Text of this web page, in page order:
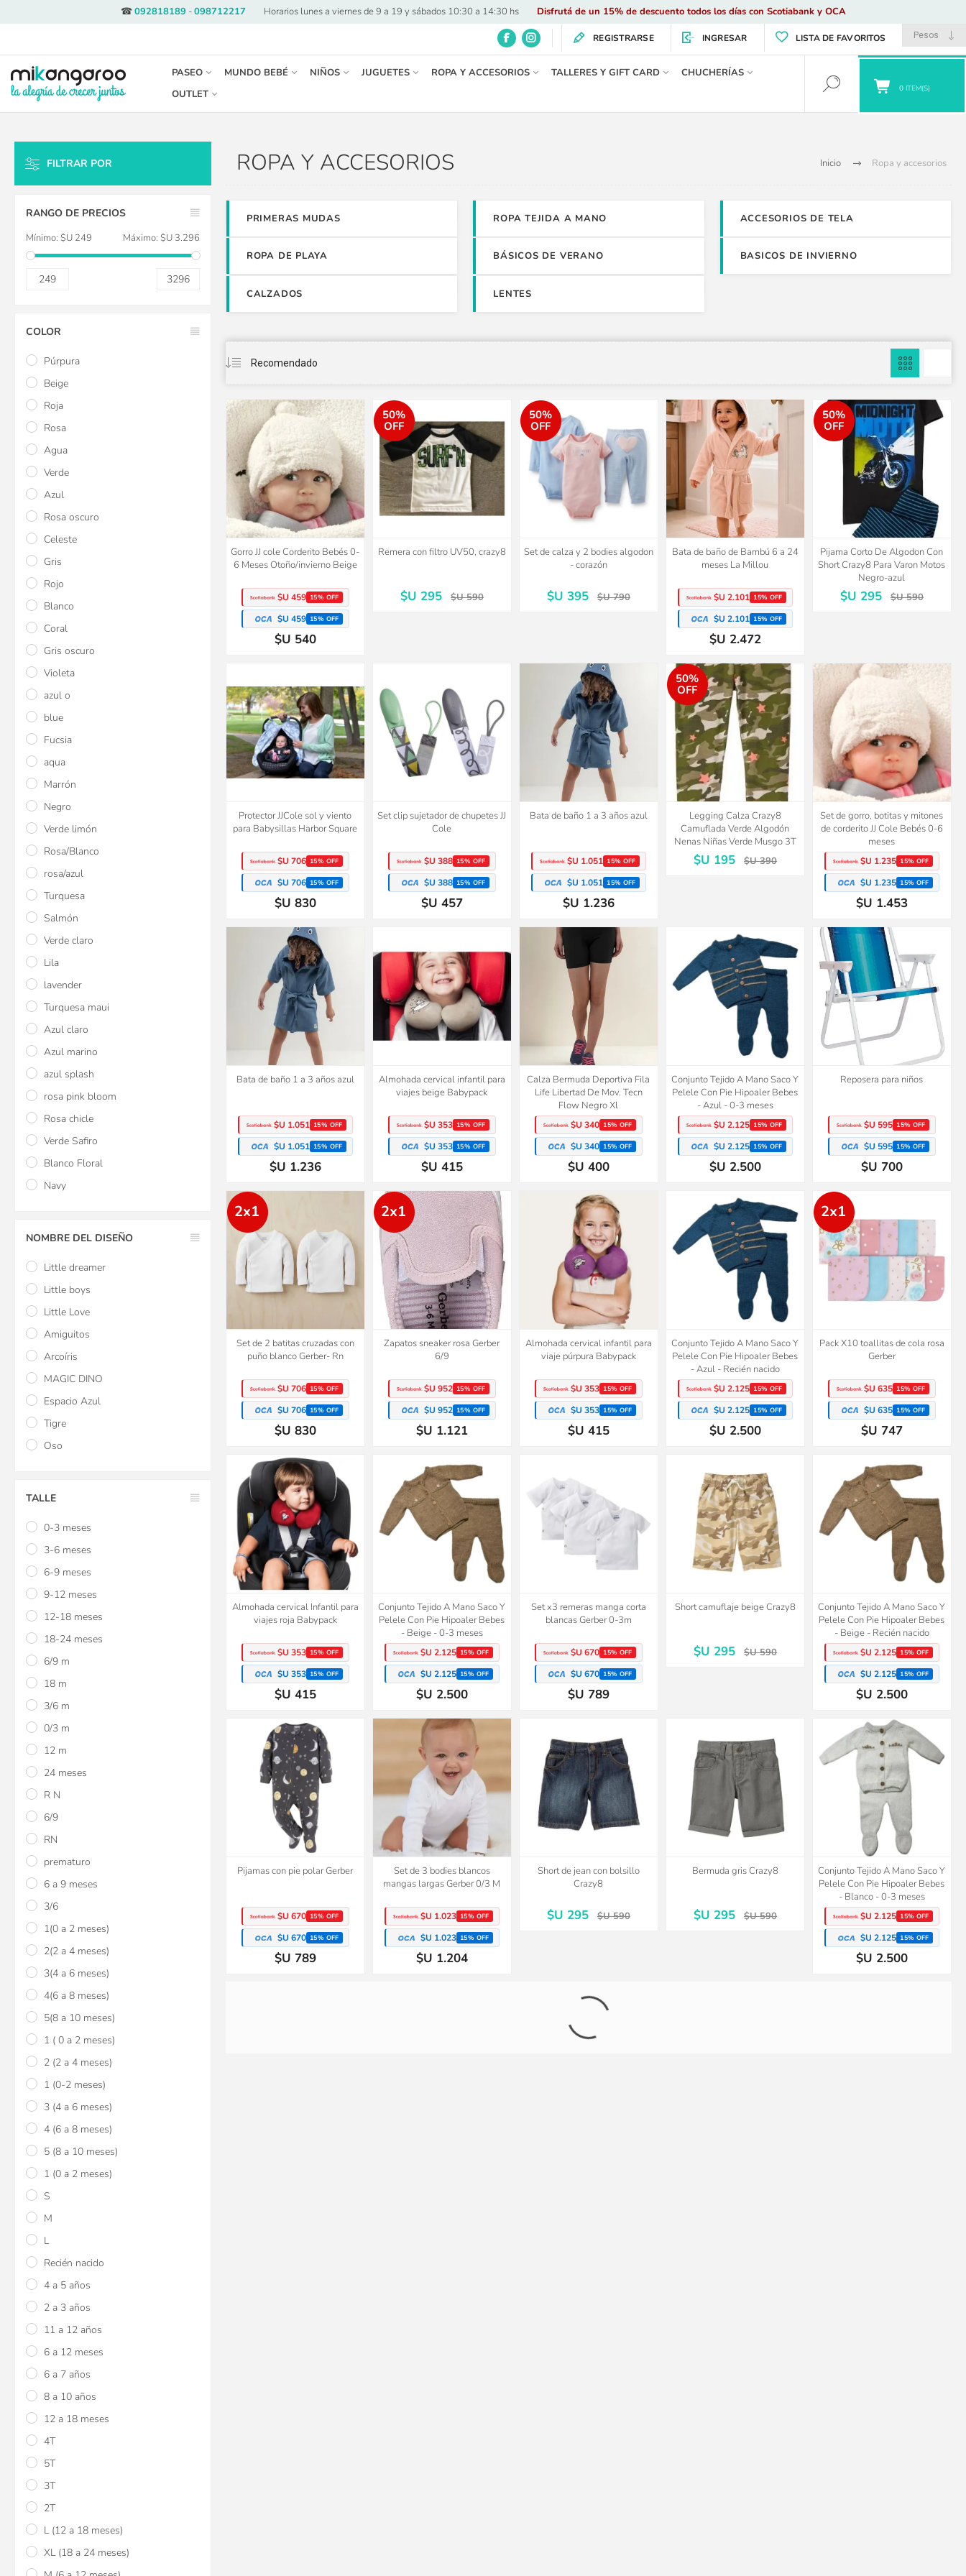
☎092818189-098712217 Horarios lunes a viernes de 9 a 19 y sábados 10:30 a 14:30 hs Disfrutá de un 15% de descuento todos los días con Scotiabank y OCA
REGISTRARSE INGRESAR LISTA DE FAVORITOS
PASEO MUNDO BEBÉ NIÑOS JUGUETES ROPA Y ACCESORIOS TALLERES Y GIFT CARD
CHUCHERÍAS
OUTLET
0 ITEM(S)
Inicio Ropa y accesorios
ROPA Y ACCESORIOS
PRIMERAS MUDAS ROPA TEJIDA A MANO ACCESORIOS DE TELA
ROPA DE PLAYA BÁSICOS DE VERANO BASICOS DE INVIERNO
CALZADOS LENTES
Gorro JJ cole Corderito Bebés 0-
6 Meses Otoño/invierno Beige
$U 459 15% OFF
$U 459 15% OFF
$U 540
50%
OFF
Remera con filtro UV50, crazy8
$U 295 $U 590
50%
OFF
Set de calza y 2 bodies algodon
- corazón
$U 395 $U 790
Bata de baño de Bambú 6 a 24
meses La Millou
$U 2.101 15% OFF
$U 2.101 15% OFF
$U 2.472
50%
OFF
Pijama Corto De Algodon Con
Short Crazy8 Para Varon Motos
Negro-azul
$U 295 $U 590
Protector JJCole sol y viento
para Babysillas Harbor Square
$U 706 15% OFF
$U 706 15% OFF
$U 830
Set clip sujetador de chupetes JJ
Cole
$U 388 15% OFF
$U 388 15% OFF
$U 457
Bata de baño 1 a 3 años azul
$U 1.051 15% OFF
$U 1.051 15% OFF
$U 1.236
50%
OFF
Legging Calza Crazy8
Camuflada Verde Algodón
Nenas Niñas Verde Musgo 3T
$U 195 $U 390
Set de gorro, botitas y mitones
de corderito JJ Cole Bebés 0-6
meses
$U 1.235 15% OFF
$U 1.235 15% OFF
$U 1.453
Bata de baño 1 a 3 años azul
$U 1.051 15% OFF
$U 1.051 15% OFF
$U 1.236
Almohada cervical infantil para
viajes beige Babypack
$U 353 15% OFF
$U 353 15% OFF
$U 415
Calza Bermuda Deportiva Fila
Life Libertad De Mov. Tecn
Flow Negro Xl
$U 340 15% OFF
$U 340 15% OFF
$U 400
Conjunto Tejido A Mano Saco Y
Pelele Con Pie Hipoaler Bebes
- Azul - 0-3 meses
$U 2.125 15% OFF
$U 2.125 15% OFF
$U 2.500
Reposera para niños
$U 595 15% OFF
$U 595 15% OFF
$U 700
2x1
Set de 2 batitas cruzadas con
puño blanco Gerber- Rn
$U 706 15% OFF
$U 706 15% OFF
$U 830
2x1
Zapatos sneaker rosa Gerber
6/9
$U 952 15% OFF
$U 952 15% OFF
$U 1.121
Almohada cervical infantil para
viaje púrpura Babypack
$U 353 15% OFF
$U 353 15% OFF
$U 415
Conjunto Tejido A Mano Saco Y
Pelele Con Pie Hipoaler Bebes
- Azul - Recién nacido
$U 2.125 15% OFF
$U 2.125 15% OFF
$U 2.500
2x1
Pack X10 toallitas de cola rosa
Gerber
$U 635 15% OFF
$U 635 15% OFF
$U 747
Almohada cervical Infantil para
viajes roja Babypack
$U 353 15% OFF
$U 353 15% OFF
$U 415
Conjunto Tejido A Mano Saco Y
Pelele Con Pie Hipoaler Bebes
- Beige - 0-3 meses
$U 2.125 15% OFF
$U 2.125 15% OFF
$U 2.500
2x1
Set x3 remeras manga corta
blancas Gerber 0-3m
$U 670 15% OFF
$U 670 15% OFF
$U 789
Short camuflaje beige Crazy8
$U 295 $U 590
Conjunto Tejido A Mano Saco Y
Pelele Con Pie Hipoaler Bebes
- Beige - Recién nacido
$U 2.125 15% OFF
$U 2.125 15% OFF
$U 2.500
Pijamas con pie polar Gerber
$U 670 15% OFF
$U 670 15% OFF
$U 789
Set de 3 bodies blancos
mangas largas Gerber 0/3 M
$U 1.023 15% OFF
$U 1.023 15% OFF
$U 1.204
OFF
Short de jean con bolsillo
Crazy8
$U 295 $U 590
Bermuda gris Crazy8
$U 295 $U 590
Conjunto Tejido A Mano Saco Y
Pelele Con Pie Hipoaler Bebes
- Blanco - 0-3 meses
$U 2.125 15% OFF
$U 2.125 15% OFF
$U 2.500
FILTRAR POR
RANGO DE PRECIOS
Mínimo: $U 249 Máximo: $U 3.296
249 3296
COLOR
Púrpura
Beige
Roja
Rosa
Agua
Verde
Azul
Rosa oscuro
Celeste
Gris
Rojo
Blanco
Coral
Gris oscuro
Violeta
azul o
blue
Fucsia
aqua
Marrón
Negro
Verde limón
Rosa/Blanco
rosa/azul
Turquesa
Salmón
Verde claro
Lila
lavender
Turquesa maui
Azul claro
Azul marino
azul splash
rosa pink bloom
Rosa chicle
Verde Safiro
Blanco Floral
Navy
NOMBRE DEL DISEÑO
Little dreamer
Little boys
Little Love
Amiguitos
Arcoíris
MAGIC DINO
Espacio Azul
Tigre
Oso
TALLE
0-3 meses
3-6 meses
6-9 meses
9-12 meses
12-18 meses
18-24 meses
6/9 m
18 m
3/6 m
0/3 m
12 m
24 meses
R N
6/9
RN
prematuro
6 a 9 meses
3/6
1(0 a 2 meses)
2(2 a 4 meses)
3(4 a 6 meses)
4(6 a 8 meses)
5(8 a 10 meses)
1 ( 0 a 2 meses)
2 (2 a 4 meses)
1 (0-2 meses)
3 (4 a 6 meses)
4 (6 a 8 meses)
5 (8 a 10 meses)
1 (0 a 2 meses)
S
M
L
Recién nacido
4 a 5 años
2 a 3 años
11 a 12 años
6 a 12 meses
6 a 7 años
8 a 10 años
12 a 18 meses
4T
5T
3T
2T
L (12 a 18 meses)
XL (18 a 24 meses)